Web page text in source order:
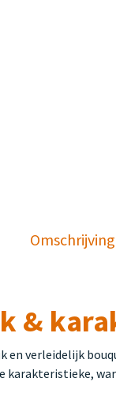
Omschrijving
&
en verleidelijk
karakteristieke,